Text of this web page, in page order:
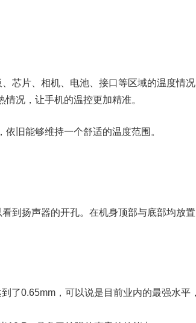
芯片、相机、电池、接口等区域的温度情况
况，让手机的温控更加精准。
旧能够维持一个舒适的温度范围。
到扬声器的开孔。在机身顶部与底部均放置
0.65mm，可以说是目前业内的最强水平